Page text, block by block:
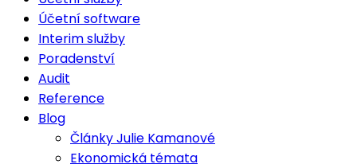
Účetní software
Interim služby
Poradenství
Audit
Reference
Blog
Články Julie Kamanové
Ekonomická témata